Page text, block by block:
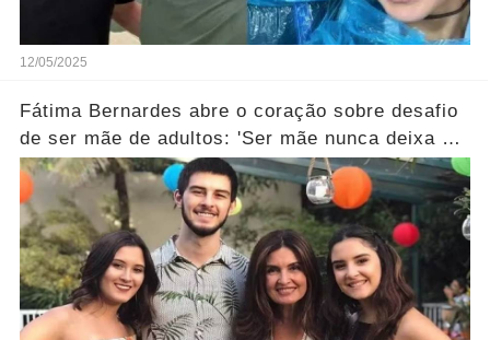
12/05/2025
Fátima Bernardes abre o coração sobre desafio
de ser mãe de adultos: 'Ser mãe nunca deixa de
ser…' Ver Mais